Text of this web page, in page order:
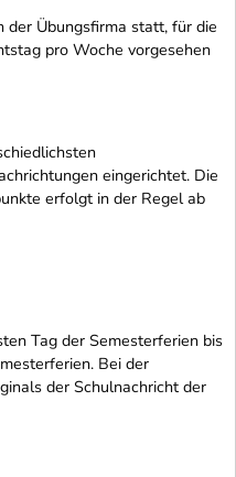
der Übungsfirma statt, für die
pro Woche vorgesehen
eingerichtet. Die
erfolgt in der Regel ab
Tag der Semesterferien bis
Bei der
der Schulnachricht der